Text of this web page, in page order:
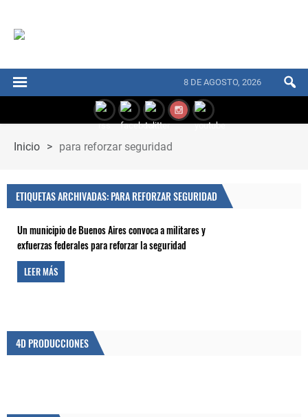
8 DE AGOSTO, 2026
Inicio > para reforzar seguridad
ETIQUETAS ARCHIVADAS: PARA REFORZAR SEGURIDAD
Un municipio de Buenos Aires convoca a militares y
exfuerzas federales para reforzar la seguridad
LEER MÁS
4D PRODUCCIONES